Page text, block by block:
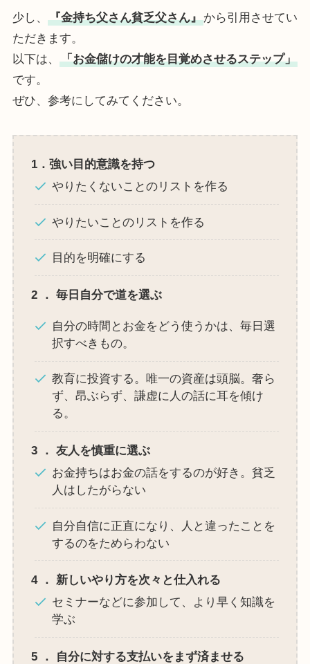
少し、 『金持ち父さん貧乏父さん』から引用させてい
ただきます。
以下は、
「お金儲けの才能を目覚めさせるステップ」
です。
ぜひ、参考にしてみてください。
1．強い目的意識を持つ
やりたくないことのリストを作る
やりたいことのリストを作る
目的を明確にする
2 ． 毎日自分で道を選ぶ
自分の時間とお金をどう使うかは、毎日選
択すべきもの。
教育に投資する。唯一の資産は頭脳。奢ら
ず、昂ぶらず、謙虚に人の話に耳を傾け
る。
3 ． 友人を慎重に選ぶ
お金持ちはお金の話をするのが好き。貧乏
人はしたがらない
自分自信に正直になり、人と違ったことを
するのをためらわない
4 ． 新しいやり方を次々と仕入れる
セミナーなどに参加して、より早く知識を
学ぶ
5 ．
自分に対する支払いをまず済ませる